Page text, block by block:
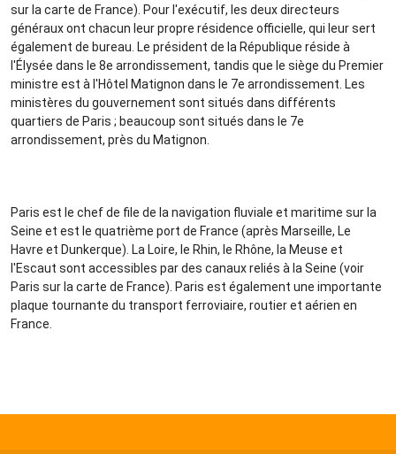
sur la carte de France). Pour l'exécutif, les deux directeurs
généraux ont chacun leur propre résidence officielle, qui leur sert
également de bureau. Le président de la République réside à
l'Élysée dans le 8e arrondissement, tandis que le siège du Premier
ministre est à l'Hôtel Matignon dans le 7e arrondissement. Les
ministères du gouvernement sont situés dans différents
quartiers de Paris ; beaucoup sont situés dans le 7e
arrondissement, près du Matignon.
Paris est le chef de file de la navigation fluviale et maritime sur la
Seine et est le quatrième port de France (après Marseille, Le
Havre et Dunkerque). La Loire, le Rhin, le Rhône, la Meuse et
l'Escaut sont accessibles par des canaux reliés à la Seine (voir
Paris sur la carte de France). Paris est également une importante
plaque tournante du transport ferroviaire, routier et aérien en
France.